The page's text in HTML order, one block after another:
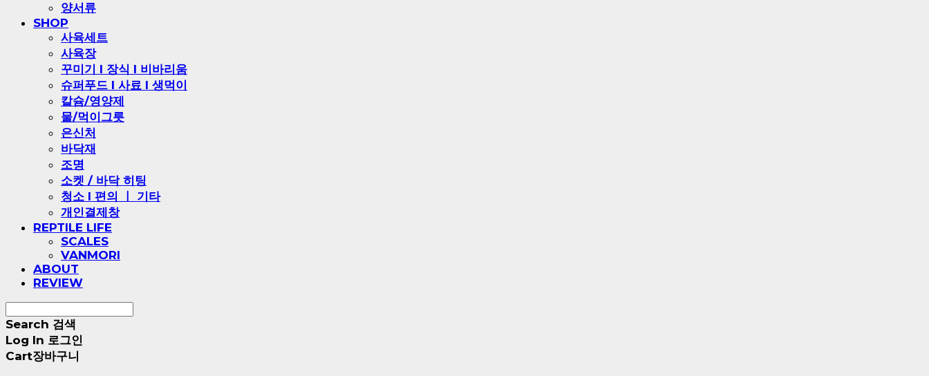
양서류
SHOP
사육세트
사육장
꾸미기 l 장식 l 비바리움
슈퍼푸드 l 사료 l 생먹이
칼슘/영양제
물/먹이그릇
은신처
바닥재
조명
소켓 / 바닥 히팅
청소 l 편의 ㅣ 기타
개인결제창
REPTILE LIFE
SCALES
VANMORI
ABOUT
REVIEW
Search 검색
Log In 로그인
Cart장바구니